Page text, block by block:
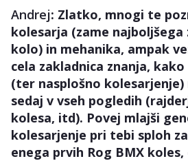
Andrej: Zlatko, mnogi te
kolesarja (zame najboljšega
kolo) in mehanika, ampak
cela zakladnica znanja, kako
(ter nasplošno kolesarjenje)
sedaj v vseh pogledih
kolesa, itd). Povej mlajši
kolesarjenje pri tebi sploh
enega prvih Rog BMX koles,